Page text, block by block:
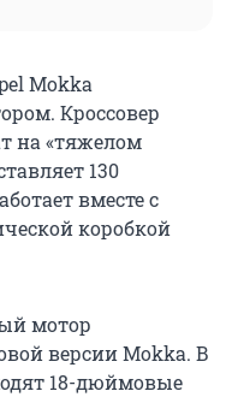
Mokka
Кроссовер
на «тяжелом
130
вместе с
коробкой
мотор
версии Mokka. В
18-дюймовые